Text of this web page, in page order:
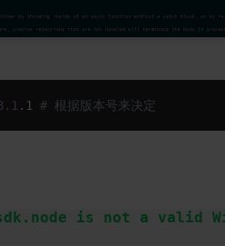
.1 # 根据版本号来决定
is not a valid